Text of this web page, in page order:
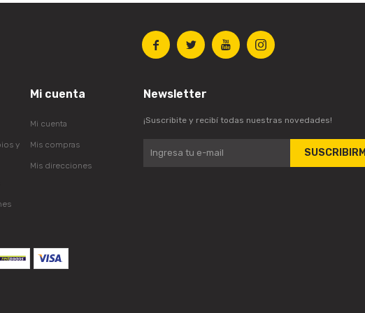
   
y
Mi cuenta
Mi cuenta
Mis compras
Mis direcciones
Newsletter
¡Suscribite y recibí todas nuestras novedades!